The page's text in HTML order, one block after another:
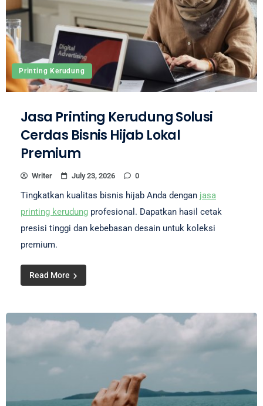
Printing Kerudung
Jasa Printing Kerudung Solusi
Cerdas Bisnis Hijab Lokal
Premium
Writer July 23, 2026 0
Tingkatkan kualitas bisnis hijab Anda dengan jasa
printing kerudung profesional. Dapatkan hasil cetak
presisi tinggi dan kebebasan desain untuk koleksi
premium.
Read More